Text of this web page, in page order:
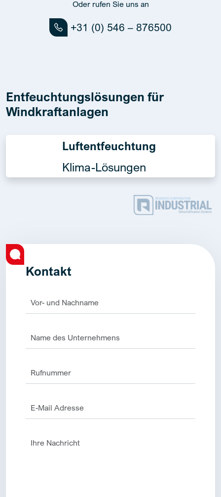
Oder rufen Sie uns an
+31 (0) 546 – 876500
Entfeuchtungslösungen für
Windkraftanlagen
Luftentfeuchtung
Klima-Lösungen
Kontakt